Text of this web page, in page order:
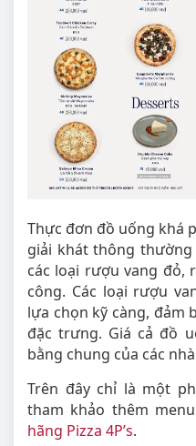
Thực đơn đồ uống khá
giải khát thông thường
các loại rượu vang đỏ,
công. Các loại rượu
lựa chọn kỹ càng, đảm
đặc trưng. Giá cả đồ
bằng chung của các
Trên đây chỉ là một
tham khảo thêm
hãng Pizza 4P’s.